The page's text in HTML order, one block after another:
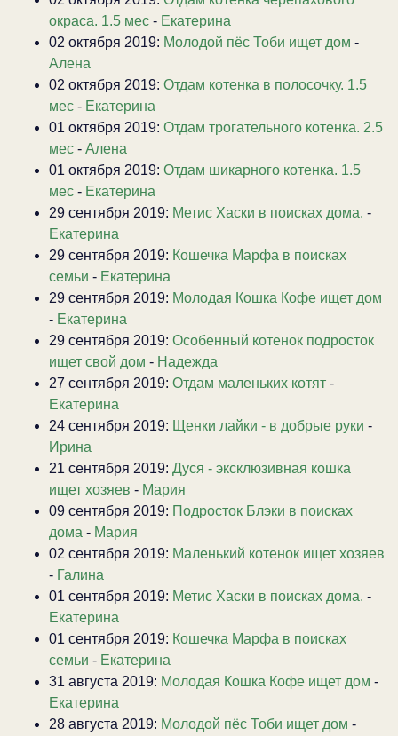
окраса. 1.5 мес - Екатерина
02 октября 2019: Молодой пёс Тоби ищет дом -
Алена
02 октября 2019: Отдам котенка в полосочку. 1.5
мес - Екатерина
01 октября 2019: Отдам трогательного котенка. 2.5
мес - Алена
01 октября 2019: Отдам шикарного котенка. 1.5
мес - Екатерина
29 сентября 2019: Метис Хаски в поисках дома. -
Екатерина
29 сентября 2019: Кошечка Марфа в поисках
семьи - Екатерина
29 сентября 2019: Молодая Кошка Кофе ищет дом
- Екатерина
29 сентября 2019: Особенный котенок подросток
ищет свой дом - Надежда
27 сентября 2019: Отдам маленьких котят -
Екатерина
24 сентября 2019: Щенки лайки - в добрые руки -
Ирина
21 сентября 2019: Дуся - эксклюзивная кошка
ищет хозяев - Мария
09 сентября 2019: Подросток Блэки в поисках
дома - Мария
02 сентября 2019: Маленький котенок ищет хозяев
- Галина
01 сентября 2019: Метис Хаски в поисках дома. -
Екатерина
01 сентября 2019: Кошечка Марфа в поисках
семьи - Екатерина
31 августа 2019: Молодая Кошка Кофе ищет дом -
Екатерина
28 августа 2019: Молодой пёс Тоби ищет дом -